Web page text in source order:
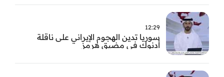
12:29
سوريا تدين الهجوم الإيراني على ناقلة
أدنوك في مضيق هرمز ‏